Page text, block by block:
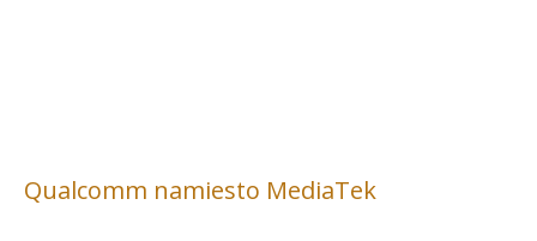
Qualcomm namiesto MediaTek